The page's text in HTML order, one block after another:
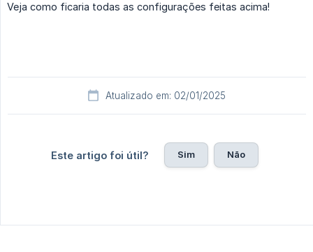
Veja como ficaria todas as configurações feitas acima!
Atualizado em: 02/01/2025
Este artigo foi útil? Sim Não